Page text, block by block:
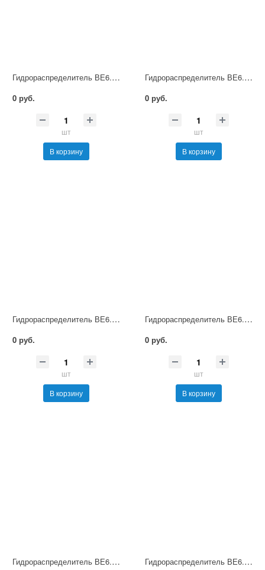
Гидрораспределитель ВЕ6.44 В220 НМ УХЛ4
0 руб.
шт
В корзину
Гидрораспределитель ВЕ6.44 В380 НМ УХЛ4
0 руб.
шт
В корзину
Гидрораспределитель ВЕ6.54 Г12 НМ УХЛ4
0 руб.
шт
В корзину
Гидрораспределитель ВЕ6.54 Г24 НМ УХЛ4
0 руб.
шт
В корзину
Гидрораспределитель ВЕ6.54 Г48 НМ УХЛ4 Гидрораспределитель ВЕ6.54 Г110 НМ УХЛ4